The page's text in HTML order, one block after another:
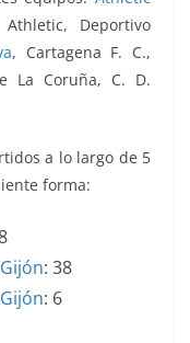
Deportivo
, Cartagena F. C.,
La Coruña, C. D.
a lo largo de 5
forma:
: 38
: 6